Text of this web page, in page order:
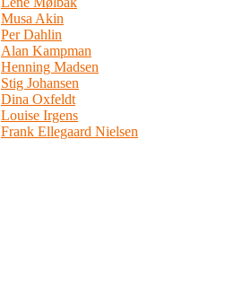
Musa Akin
Per Dahlin
Alan Kampman
Henning Madsen
Stig Johansen
Dina Oxfeldt
Louise Irgens
Frank Ellegaard Nielsen